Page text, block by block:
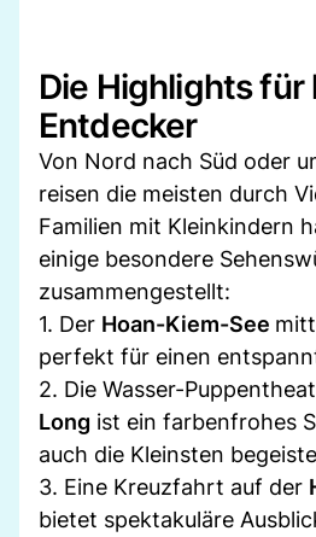
Die Highlights für
Entdecker
Von Nord nach Süd oder
reisen die meisten durch
Familien mit Kleinkindern
einige besondere
zusammengestellt:
1. Der Hoan-Kiem-See
perfekt für einen
2. Die Wasser-
Long ist ein farbenfrohes
auch die Kleinsten
3. Eine Kreuzfahrt auf der
bietet spektakuläre